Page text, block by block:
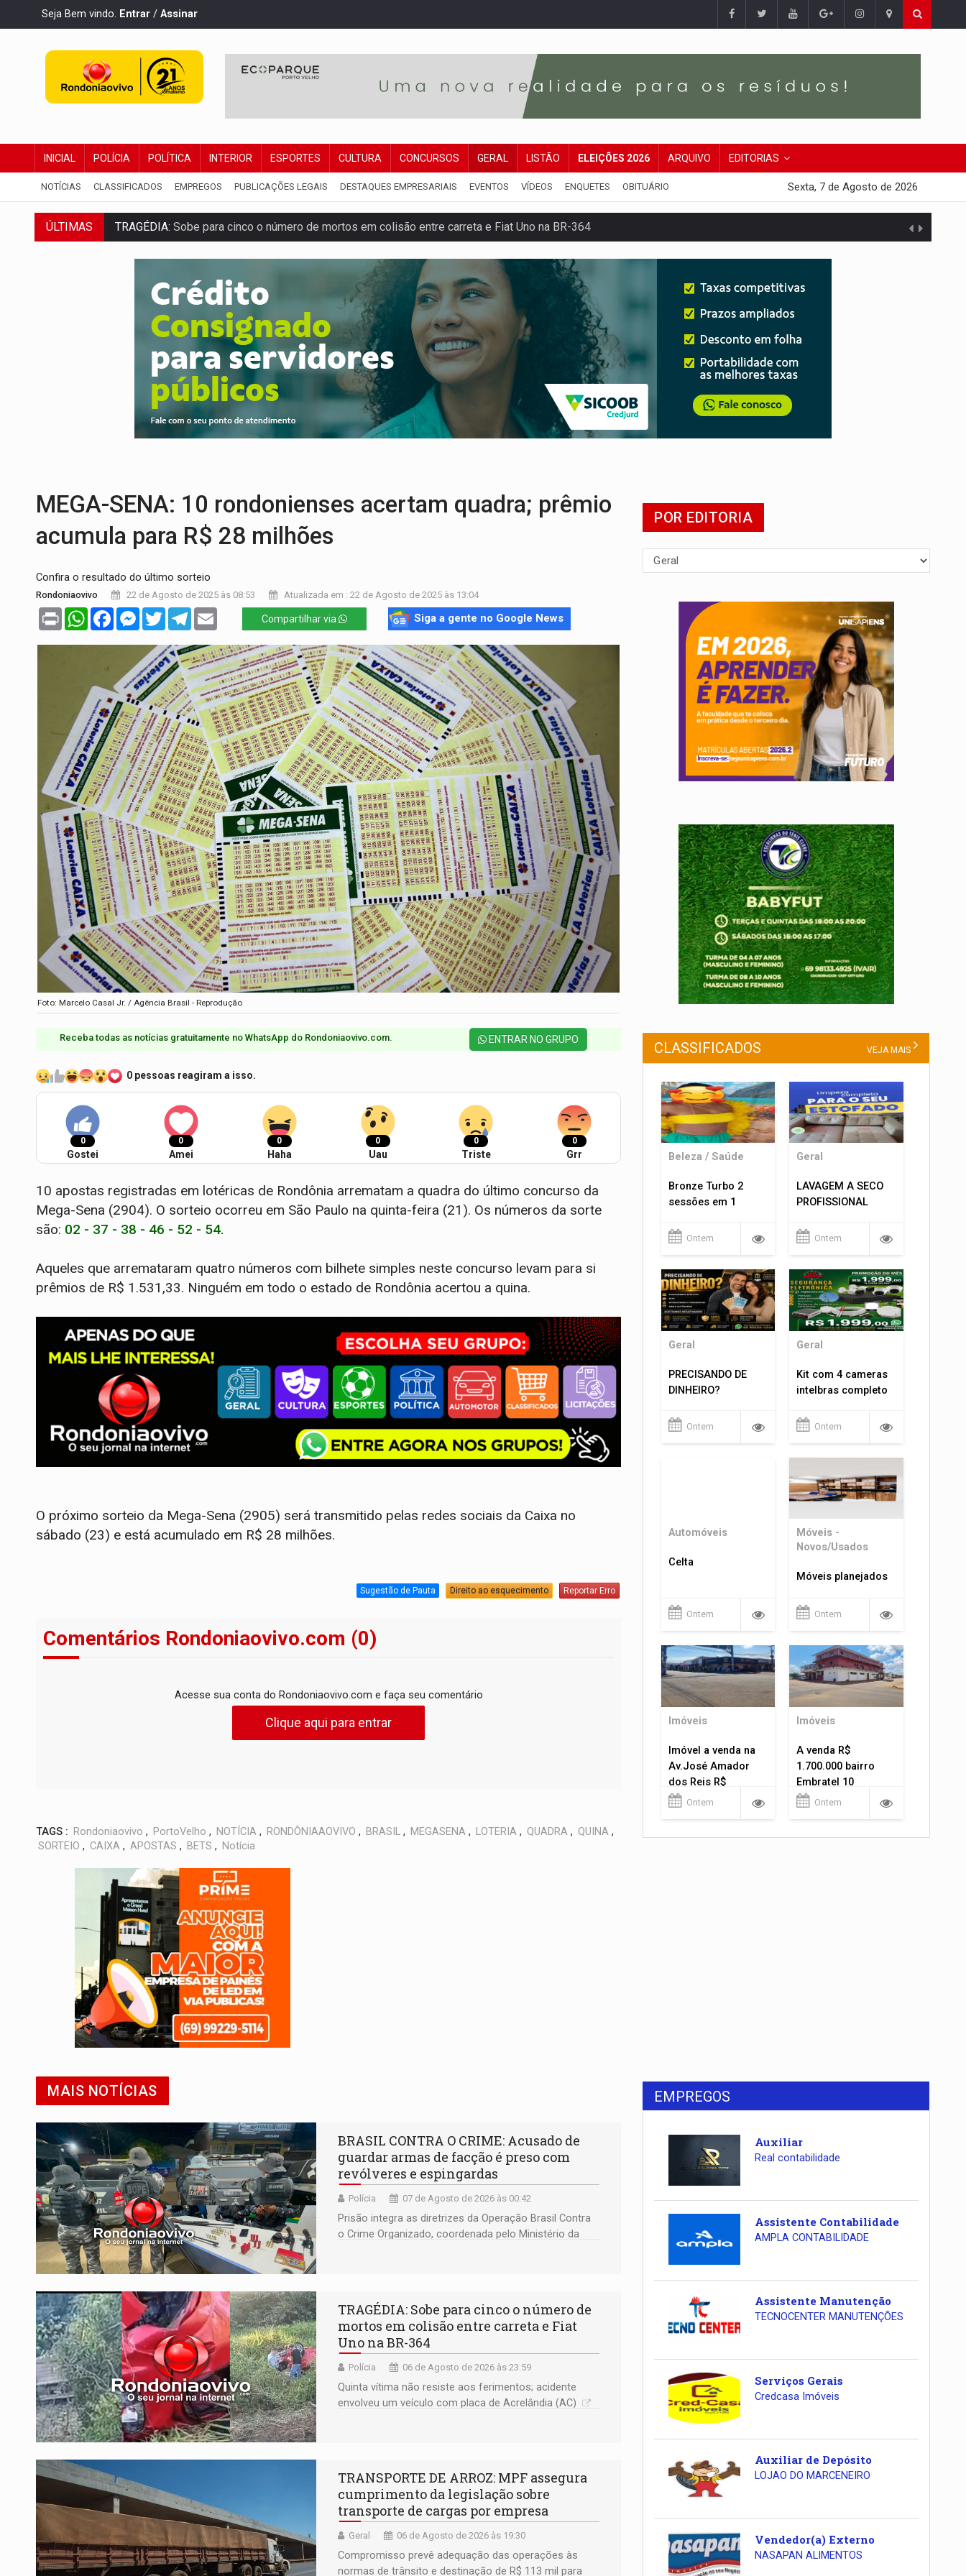
Seja Bem vindo. Entrar / Assinar
INICIAL POLÍCIA POLÍTICA INTERIOR ESPORTES CULTURA CONCURSOS GERAL LISTÃO ELEIÇÕES 2026 ARQUIVO EDITORIAS
NOTÍCIAS CLASSIFICADOS EMPREGOS PUBLICAÇÕES LEGAIS DESTAQUES EMPRESARIAIS EVENTOS VÍDEOS ENQUETES OBITUÁRIO Sexta, 7 de Agosto de 2026
ÚLTIMAS TRAGÉDIA: Sobe para cinco o número de mortos em colisão entre carreta e Fiat Uno na BR-364
DEEPFAKE: Sancionada lei contra violência sexual infantil na internet e via IA
COLEGIADO: Brasil e Rússia discutem energia nuclear, defesa e ciência em Brasília
URGENTE:Colisão entre caminhão e carro deixa quatro mortos e um em estado grave na BR
ENCONTRO:Amazônia Negra ganha projeção nacional com participação de Marcela Bonfim
PREVISÃO:Porto Velho tem chances de chuvas isoladas nesta sexta-feira (7)
SINDICATOS UNIDOS:Assembleia Geral delibera greve da educação municipal em Porto Velho
MEGA-SENA: 10 rondonienses acertam quadra; prêmio
acumula para R$ 28 milhões
Confira o resultado do último sorteio
Rondoniaovivo 22 de Agosto de 2025 às 08:53 Atualizada em : 22 de Agosto de 2025 às 13:04
Print WhatsAppFacebookMessenger
TwitterTelegram Compartilhar via Siga a gente no Google News
Foto: Marcelo Casal Jr. / Agência Brasil - Reprodução
Receba todas as notícias gratuitamente no WhatsApp do Rondoniaovivo.com.​ ENTRAR NO GRUPO
0 pessoas reagiram a isso.
0
Gostei
0
Amei
0
Haha
0
Uau
0
Triste
0
Grr
10 apostas registradas em lotéricas de Rondônia arrematam a quadra do último concurso da
Mega-Sena (2904). O sorteio ocorreu em São Paulo na quinta-feira (21). Os números da sorte
são: 02 - 37 - 38 - 46 - 52 - 54.
Aqueles que arremataram quatro números com bilhete simples neste concurso levam para si
prêmios de R$ 1.531,33. Ninguém em todo o estado de Rondônia acertou a quina.
O próximo sorteio da Mega-Sena (2905) será transmitido pelas redes sociais da Caixa no
sábado (23) e está acumulado em R$ 28 milhões.
Sugestão de Pauta Direito ao esquecimento Reportar Erro
Comentários Rondoniaovivo.com (0)
Acesse sua conta do Rondoniaovivo.com e faça seu comentário
Clique aqui para entrar
TAGS : Rondoniaovivo , PortoVelho , NOTÍCIA , RONDÔNIAAOVIVO , BRASIL , MEGASENA , LOTERIA , QUADRA , QUINA ,
SORTEIO , CAIXA , APOSTAS , BETS , Notícia
MAIS NOTÍCIAS
BRASIL CONTRA O CRIME: Acusado de
guardar armas de facção é preso com
revólveres e espingardas
Polícia 07 de Agosto de 2026 às 00:42
Prisão integra as diretrizes da Operação Brasil Contra
o Crime Organizado, coordenada pelo Ministério da
TRAGÉDIA: Sobe para cinco o número de
mortos em colisão entre carreta e Fiat
Uno na BR-364
Polícia 06 de Agosto de 2026 às 23:59
Quinta vítima não resiste aos ferimentos; acidente
envolveu um veículo com placa de Acrelândia (AC)
TRANSPORTE DE ARROZ: MPF assegura
cumprimento da legislação sobre
transporte de cargas por empresa
Geral 06 de Agosto de 2026 às 19:30
Compromisso prevê adequação das operações às
normas de trânsito e destinação de R$ 113 mil para
POR EDITORIA
CLASSIFICADOS VEJA MAIS
Beleza / Saúde
Bronze Turbo 2
sessões em 1
Ontem
Geral
LAVAGEM A SECO
PROFISSIONAL
Ontem
Geral
PRECISANDO DE
DINHEIRO?
Ontem
Geral
Kit com 4 cameras
intelbras completo
Ontem
Automóveis
Celta
Ontem
Móveis -
Novos/Usados
Móveis planejados
Ontem
Imóveis
Imóvel a venda na
Av.José Amador
dos Reis R$
1.400.000
Ontem
Imóveis
A venda R$
1.700.000 bairro
Embratel 10
apartamentos!
Ontem
EMPREGOS
Auxiliar
Real contabilidade
Assistente Contabilidade
AMPLA CONTABILIDADE
Assistente Manutenção
TECNOCENTER MANUTENÇÕES
Serviços Gerais
Credcasa Imóveis
Auxiliar de Depósito
LOJAO DO MARCENEIRO
Vendedor(a) Externo
NASAPAN ALIMENTOS